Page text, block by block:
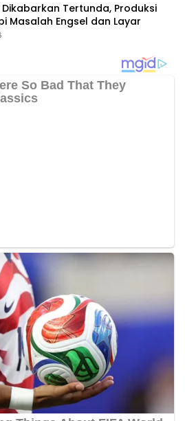
Dikabarkan Tertunda, Produksi
Masalah Engsel dan Layar